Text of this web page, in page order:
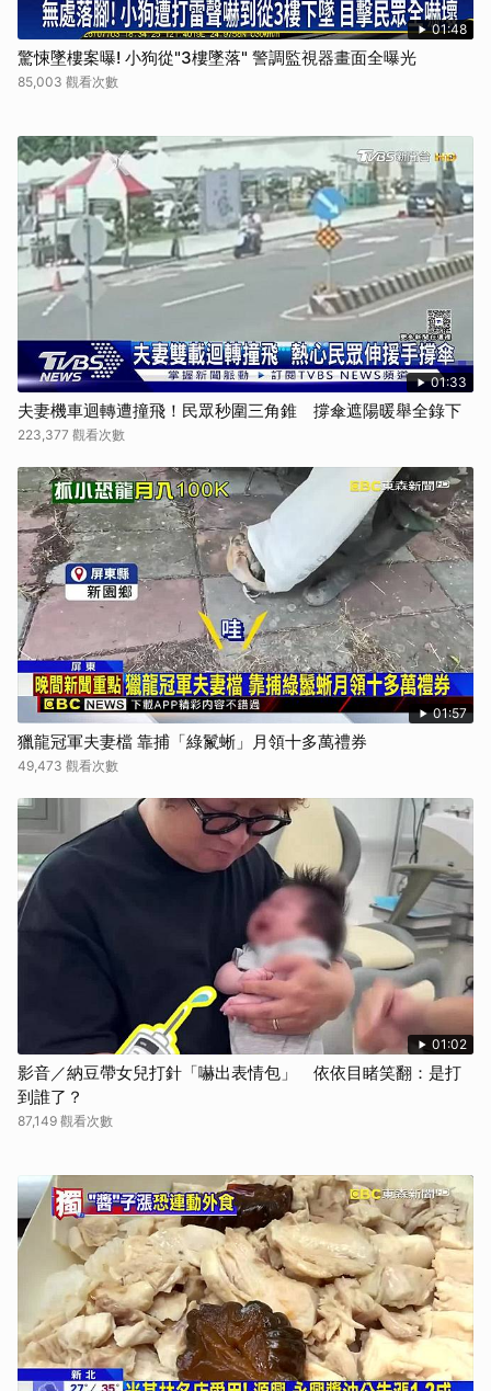
01:48
驚悚墜樓案曝! 小狗從"3樓墜落" 警調監視器畫面全曝光
85,003 觀看次數
01:33
夫妻機車迴轉遭撞飛！民眾秒圍三角錐 撐傘遮陽暖舉全錄下
223,377 觀看次數
01:57
獵龍冠軍夫妻檔 靠捕「綠鬣蜥」月領十多萬禮券
49,473 觀看次數
01:02
影音／納豆帶女兒打針「嚇出表情包」 依依目睹笑翻：是打
到誰了？
87,149 觀看次數